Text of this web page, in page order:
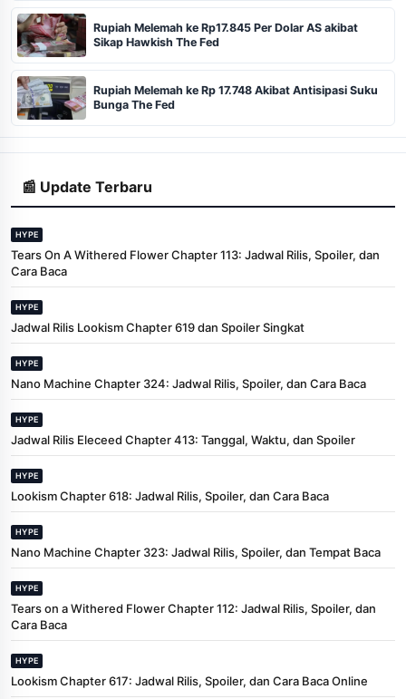
Rupiah Melemah ke Rp17.845 Per Dolar AS akibat
Sikap Hawkish The Fed
Rupiah Melemah ke Rp 17.748 Akibat Antisipasi Suku
Bunga The Fed
📰 Update Terbaru
HYPE
Tears On A Withered Flower Chapter 113: Jadwal Rilis, Spoiler, dan
Cara Baca
HYPE
Jadwal Rilis Lookism Chapter 619 dan Spoiler Singkat
HYPE
Nano Machine Chapter 324: Jadwal Rilis, Spoiler, dan Cara Baca
HYPE
Jadwal Rilis Eleceed Chapter 413: Tanggal, Waktu, dan Spoiler
HYPE
Lookism Chapter 618: Jadwal Rilis, Spoiler, dan Cara Baca
HYPE
Nano Machine Chapter 323: Jadwal Rilis, Spoiler, dan Tempat Baca
HYPE
Tears on a Withered Flower Chapter 112: Jadwal Rilis, Spoiler, dan
Cara Baca
HYPE
Lookism Chapter 617: Jadwal Rilis, Spoiler, dan Cara Baca Online